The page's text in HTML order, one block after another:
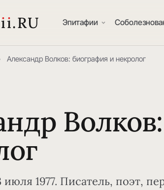
ii.RU Эпитафии
Александр Волков: биография и некролог
1977. Писатель, поэт,